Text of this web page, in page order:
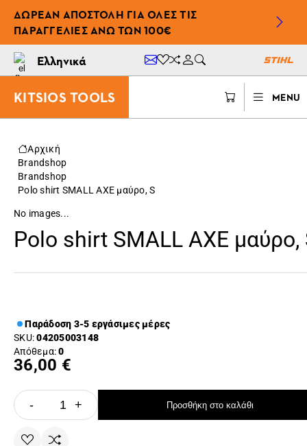
ΔΩΡΕΆΝ ΑΠΟΣΤΟΛΉ ΓΙΑ ΌΛΕΣ ΤΙΣ
ΠΑΡΑΓΓΕΛΊΕΣ ΆΝΩ ΤΩΝ 100€
Ελληνικά
KITSIOS TOOLS MENU
Αρχική
Brandshop
Brandshop
Polo shirt SMALL AXE μαύρο, S
No images...
Polo shirt SMALL AXE μαύρο,
Παράδοση 3-5 εργάσιμες μέρες
SKU:04205003148
Απόθεμα:0
36,00 €
- + Προσθήκη στο καλάθι